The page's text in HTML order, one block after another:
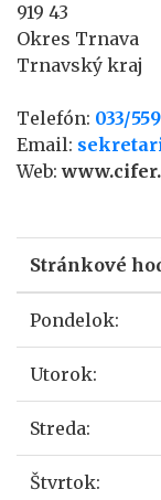
919 43
Okres Trnava
Trnavský kraj
Telefón: 033/
Email:
Web:
Stránkové
Pondelok:
Utorok:
Streda:
Štvrtok: